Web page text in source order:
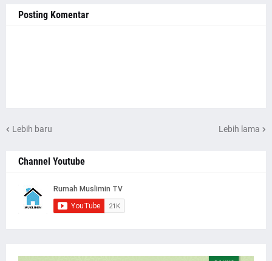
Posting Komentar
Lebih baru Lebih lama
Channel Youtube